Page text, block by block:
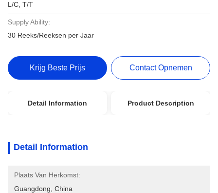
L/C, T/T
Supply Ability:
30 Reeks/Reeksen per Jaar
Krijg Beste Prijs Contact Opnemen
Detail Information Product Description
Detail Information
Plaats Van Herkomst:
Guangdong, China